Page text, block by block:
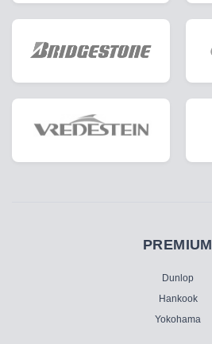
PREMIUM
Dunlop
Hankook
Yokohama